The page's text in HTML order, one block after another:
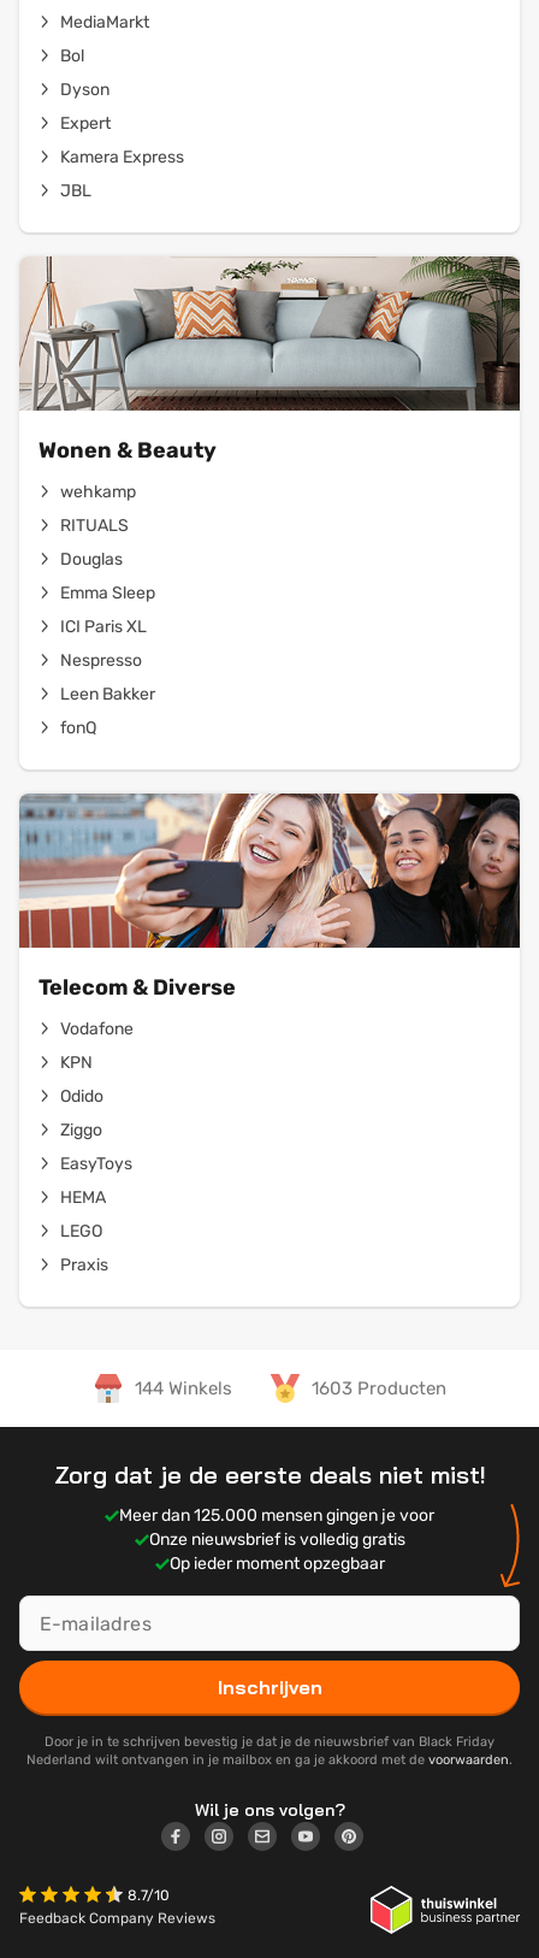
MediaMarkt
Bol
Dyson
Expert
Kamera Express
JBL
Wonen & Beauty
wehkamp
RITUALS
Douglas
Emma Sleep
ICI Paris XL
Nespresso
Leen Bakker
fonQ
Telecom & Diverse
Vodafone
KPN
Odido
Ziggo
EasyToys
HEMA
LEGO
Praxis
144 Winkels 1603 Producten
Zorg dat je de eerste deals niet mist!
Meer dan 125.000 mensen gingen je voor
Onze nieuwsbrief is volledig gratis
Op ieder moment opzegbaar
Inschrijven
Door je in te schrijven bevestig je dat je de nieuwsbrief van Black Friday
Nederland wilt ontvangen in je mailbox en ga je akkoord met de voorwaarden.
Wil je ons volgen?
8.7/10
Feedback Company Reviews